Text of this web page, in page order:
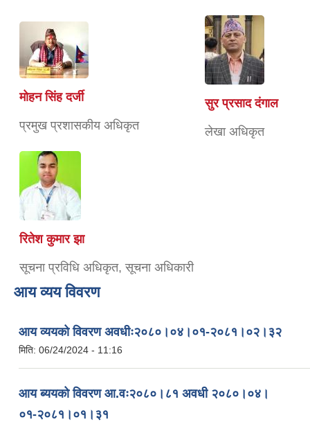
मोहन सिंह दर्जी
प्रमुख प्रशासकीय अधिकृत
सुर प्रसाद दंगाल
लेखा अधिकृत
रितेश कुमार झा
सूचना प्रविधि अधिकृत, सूचना अधिकारी
आय व्यय विवरण
आय व्ययको विवरण अवधीः२०८०।०४।०१-२०८१।०२।३२
मिति: 06/24/2024 - 11:16
आय ब्ययको विवरण आ.वः२०८०।८१ अवधी २०८०।०४।
०१-२०८१।०१।३१